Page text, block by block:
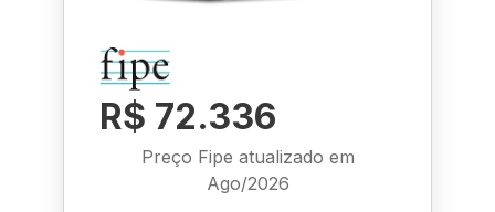
R$ 72.336
Preço Fipe atualizado em
Ago/2026